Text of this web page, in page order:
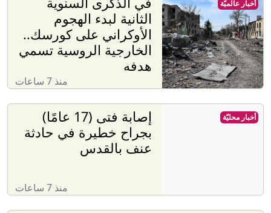
الثانية لبدء الهجوم
الأوكراني على كورسك..
الخارجية الروسية تسمي
هدفه
منذ 7 ساعات
أخبار عالميّة
إصابة فتى (17 عامًا)
بجراح خطيرة في حادثة
عنف بالقدس
منذ 7 ساعات
أخبار محليّة